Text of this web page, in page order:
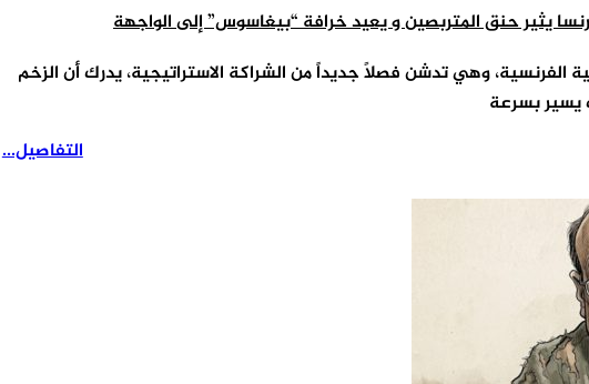
يثير حنق المتربصين و يعيد خرافة “بيغاسوس” إلى الواجهة
الفرنسية، وهي تدشن فصلاً جديداً من الشراكة الاستراتيجية، يدرك أن الزخم
يسير بسرعة
التفاصيل...